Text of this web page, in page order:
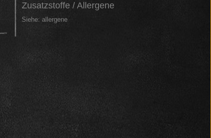
Zusatzstoffe / Allergene
Siehe: allergene